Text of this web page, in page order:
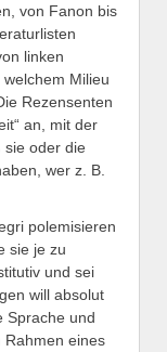
von Fanon bis
linken
Milieu
Rezensenten
an, mit der
sie oder die
wer z. B.
polemisieren
sie je zu
und sei
will absolut
Sprache und
Rahmen eines